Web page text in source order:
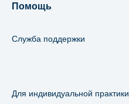
Помощь
Служба поддержки
Для индивидуальной практики